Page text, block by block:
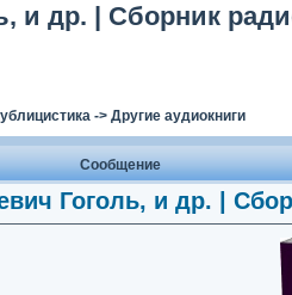
др. | Сборник
-> Другие аудиокниги
Сообщение
Гоголь, и др. |